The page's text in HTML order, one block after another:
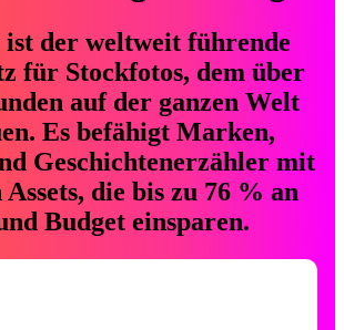
ist der weltweit führende
für Stockfotos, dem über
auf der ganzen Welt
Es befähigt Marken,
Geschichtenerzähler mit
die bis zu 76 % an
Budget einsparen.